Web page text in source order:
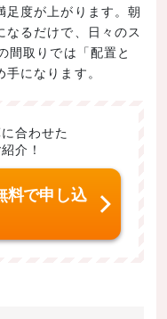
度が上がります。朝
るだけで、日々のス
間取りでは「配置と
になります。
合わせた
介！
料で申し込